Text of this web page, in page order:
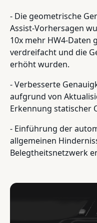
- Die geometrische
Assist-Vorhersagen
10x mehr HW4-Daten
verdreifacht und die
erhöht wurden.
- Verbesserte
aufgrund von
Erkennung statischer
- Einführung der
allgemeinen
Belegtheitsnetzwerk